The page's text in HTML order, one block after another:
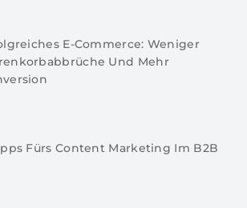
E-Commerce: Weniger
Und Mehr
Fürs Content Marketing Im B2B